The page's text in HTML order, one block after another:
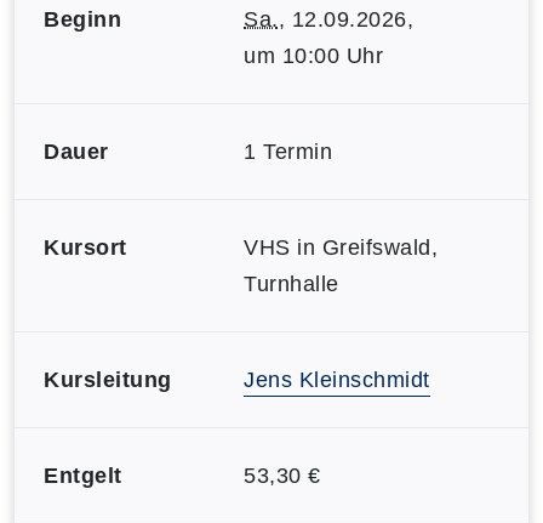
Beginn Sa., 12.09.2026,
um 10:00 Uhr
Dauer 1 Termin
Kursort
VHS in Greifswald,
Turnhalle
Kursleitung Jens Kleinschmidt
Entgelt 53,30 €